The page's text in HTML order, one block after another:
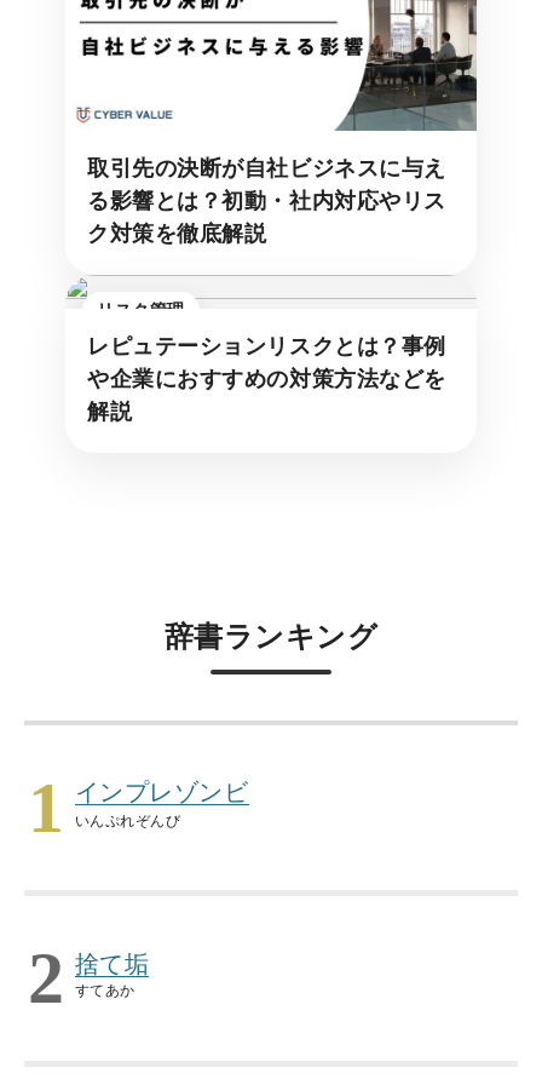
取引先の決断が自社ビジネスに与え
る影響とは？初動・社内対応やリス
ク対策を徹底解説
リスク管理
レピュテーションリスクとは？事例
や企業におすすめの対策方法などを
解説
辞書ランキング
1 インプレゾンビ
いんぷれぞんび
2 捨て垢
すてあか